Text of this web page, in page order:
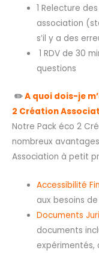
1 Relecture
association
s’il y a des
1 RDV de 30
questions
✏️A quoi dois-je
2 Création
Notre Pack éco 2
nombreux
Association à petit
Accessibilité
aux besoins
Documents
documents
expérimentés,